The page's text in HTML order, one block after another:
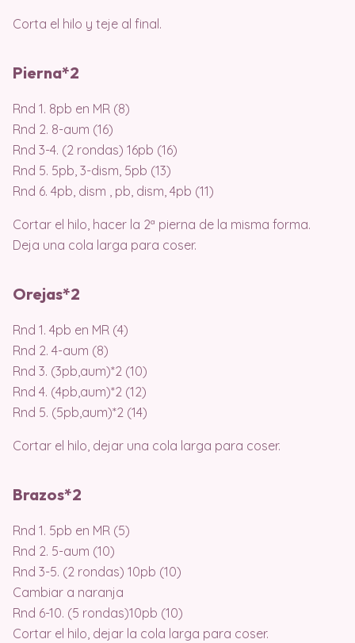
Corta el hilo y teje al final.
Pierna*2
Rnd 1. 8pb en MR (8)
Rnd 2. 8-aum (16)
Rnd 3-4. (2 rondas) 16pb (16)
Rnd 5. 5pb, 3-dism, 5pb (13)
Rnd 6. 4pb, dism , pb, dism, 4pb (11)
Cortar el hilo, hacer la 2ª pierna de la misma forma.
Deja una cola larga para coser.
Orejas*2
Rnd 1. 4pb en MR (4)
Rnd 2. 4-aum (8)
Rnd 3. (3pb,aum)*2 (10)
Rnd 4. (4pb,aum)*2 (12)
Rnd 5. (5pb,aum)*2 (14)
Cortar el hilo, dejar una cola larga para coser.
Brazos*2
Rnd 1. 5pb en MR (5)
Rnd 2. 5-aum (10)
Rnd 3-5. (2 rondas) 10pb (10)
Cambiar a naranja
Rnd 6-10. (5 rondas)10pb (10)
Cortar el hilo, dejar la cola larga para coser.